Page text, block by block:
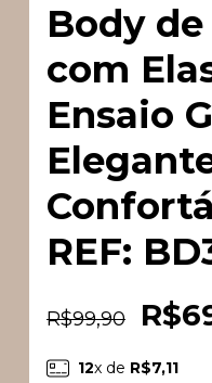
Body
com
Ensaio
REF:
R$99,90
12x de R$7,11